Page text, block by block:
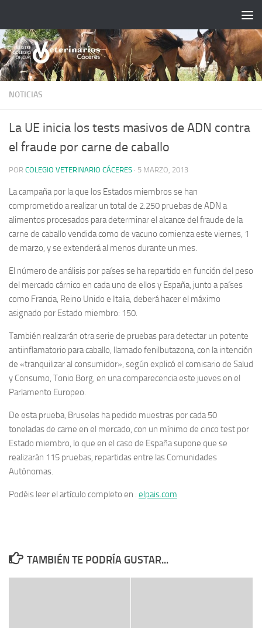
NOTICIAS
La UE inicia los tests masivos de ADN contra
el fraude por carne de caballo
POR COLEGIO VETERINARIO CÁCERES · 5 MARZO, 2013
La campaña por la que los Estados miembros se han
comprometido a realizar un total de 2.250 pruebas de ADN a
alimentos procesados para determinar el alcance del fraude de la
carne de caballo vendida como de vacuno comienza este viernes, 1
de marzo, y se extenderá al menos durante un mes
El número de análisis por países se ha repartido en función del peso
del mercado cárnico en cada uno de ellos y España, junto a países
como Francia, Reino Unido e Italia, deberá hacer el máximo
asignado por Estado miembro: 150.
También realizarán otra serie de pruebas para detectar un potente
antiinflamatorio para caballo, llamado fenilbutazona, con la intención
de «tranquilizar al consumidor», según explicó el comisario de Salud
y Consumo, Tonio Borg, en una comparecencia este jueves en el
Parlamento Europeo.
De esta prueba, Bruselas ha pedido muestras por cada 50
toneladas de carne en el mercado, con un mínimo de cinco test por
Estado miembro, lo que en el caso de España supone que se
realizarán 115 pruebas, repartidas entre las Comunidades
Autónomas.
Podéis leer el artículo completo en : elpais.com
TAMBIÉN TE PODRÍA GUSTAR...